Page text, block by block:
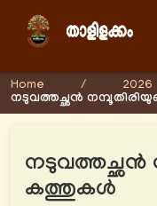
Home / 2026
നടുവത്തച്ഛൻ
നടുവത്തച്ഛൻ
കത്തുകള്‍